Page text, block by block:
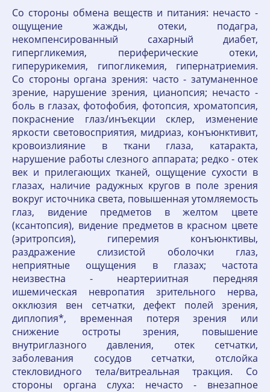
Со стороны обмена веществ и питания: нечасто -
ощущение жажды, отеки, подагра,
некомпенсированный сахарный диабет,
гипергликемия, периферические отеки,
гиперурикемия, гипогликемия, гипернатриемия.
Со стороны органа зрения: часто - затуманенное
зрение, нарушение зрения, цианопсия; нечасто -
боль в глазах, фотофобия, фотопсия, хроматопсия,
покраснение глаз/инъекции склер, изменение
яркости световосприятия, мидриаз, конъюнктивит,
кровоизлияние в ткани глаза, катаракта,
нарушение работы слезного аппарата; редко - отек
век и прилегающих тканей, ощущение сухости в
глазах, наличие радужных кругов в поле зрения
вокруг источника света, повышенная утомляемость
глаз, видение предметов в желтом цвете
(ксантопсия), видение предметов в красном цвете
(эритропсия), гиперемия конъюнктивы,
раздражение слизистой оболочки глаз,
неприятные ощущения в глазах; частота
неизвестна - неартериитная передняя
ишемическая невропатия зрительного нерва,
окклюзия вен сетчатки, дефект полей зрения,
диплопия*, временная потеря зрения или
снижение остроты зрения, повышение
внутриглазного давления, отек сетчатки,
заболевания сосудов сетчатки, отслойка
стекловидного тела/витреальная тракция. Со
стороны органа слуха: нечасто - внезапное